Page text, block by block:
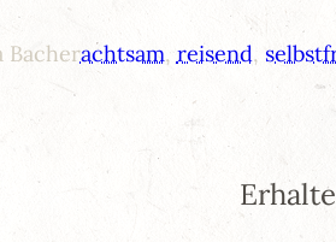
Bacherachtsam, reisend,